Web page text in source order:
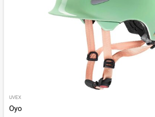
UVEX
Oyo